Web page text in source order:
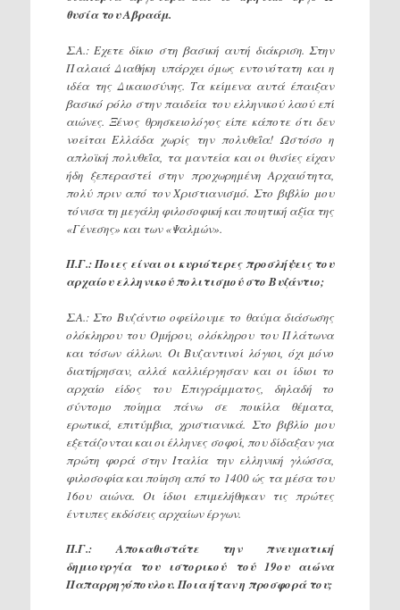
θυσία του Αβραάμ.
Σ.Α.: Εχετε δίκιο στη βασική αυτή διάκριση. Στην
Παλαιά Διαθήκη υπάρχει όμως εντονότατη και η
ιδέα της Δικαιοσύνης. Τα κείμενα αυτά έπαιξαν
βασικό ρόλο στην παιδεία του ελληνικού λαού επί
αιώνες. Ξένος θρησκειολόγος είπε κάποτε ότι δεν
νοείται Ελλάδα χωρίς την πολυθεΐα! Ωστόσο η
απλοϊκή πολυθεΐα, τα μαντεία και οι θυσίες είχαν
ήδη ξεπεραστεί στην προχωρημένη Αρχαιότητα,
πολύ πριν από τον Χριστιανισμό. Στο βιβλίο μου
τόνισα τη μεγάλη φιλοσοφική και ποιητική αξία της
«Γένεσης» και των «Ψαλμών».
Π.Γ.: Ποιες είναι οι κυριότερες προσλήψεις του
αρχαίου ελληνικού πολιτισμού στο Βυζάντιο;
Σ.Α.: Στο Βυζάντιο οφείλουμε το θαύμα διάσωσης
ολόκληρου του Ομήρου, ολόκληρου του Πλάτωνα
και τόσων άλλων. Οι Βυζαντινοί λόγιοι, όχι μόνο
διατήρησαν, αλλά καλλιέργησαν και οι ίδιοι το
αρχαίο είδος του Επιγράμματος, δηλαδή το
σύντομο ποίημα πάνω σε ποικίλα θέματα,
ερωτικά, επιτύμβια, χριστιανικά. Στο βιβλίο μου
εξετάζονται και οι έλληνες σοφοί, που δίδαξαν για
πρώτη φορά στην Ιταλία την ελληνική γλώσσα,
φιλοσοφία και ποίηση από το 1400 ώς τα μέσα του
16ου αιώνα. Οι ίδιοι επιμελήθηκαν τις πρώτες
έντυπες εκδόσεις αρχαίων έργων.
Π.Γ.: Αποκαθιστάτε την πνευματική
δημιουργία του ιστορικού τού 19ου αιώνα
Παπαρρηγόπουλου. Ποια ήταν η προσφορά του;